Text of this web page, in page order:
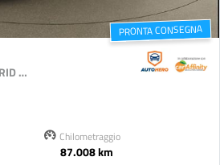
PRONTA CONSEGNA
2.0L ESKYACTIV-G M-HYBRID HOMURA
Chilometraggio
87.008 km